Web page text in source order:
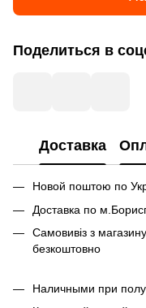
Поделиться в
Доставка
Новой поштою по
Доставка по
Самовивіз з
безкоштовно
Наличными при